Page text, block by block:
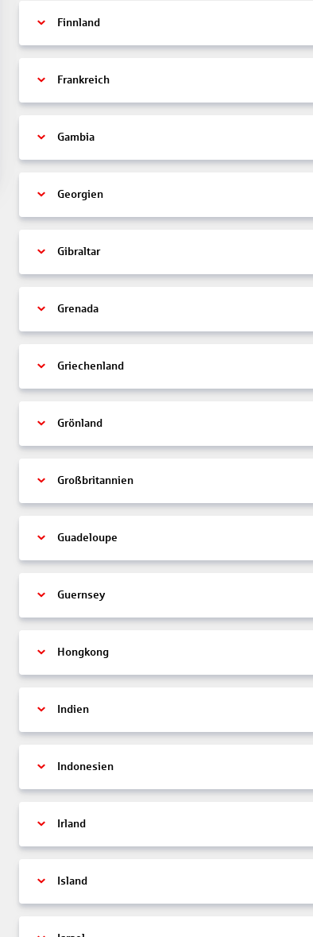
Finnland
Frankreich
Gambia
Georgien
Gibraltar
Grenada
Griechenland
Grönland
Großbritannien
Guadeloupe
Guernsey
Hongkong
Indien
Indonesien
Irland
Island